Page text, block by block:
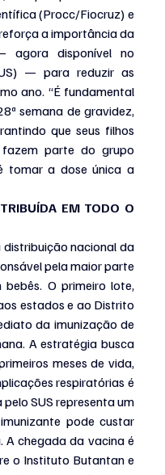
(Procc/Fiocruz) e
a importância da
agora disponível no
— para reduzir as
ano. “É fundamental
semana de gravidez,
que seus filhos
fazem parte do grupo
tomar a dose única a
EM TODO O
distribuição nacional da
pela maior parte
O primeiro lote,
estados e ao Distrito
da imunização de
A estratégia busca
meses de vida,
respiratórias é
SUS representa um
pode custar
A chegada da vacina é
o Instituto Butantan e